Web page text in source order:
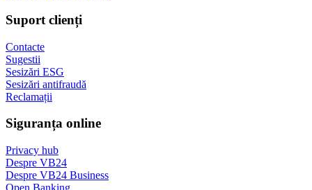
Suport clienți
Contacte
Sugestii
Sesizări ESG
Sesizări antifraudă
Reclamații
Siguranța online
Privacy hub
Despre VB24
Despre VB24 Business